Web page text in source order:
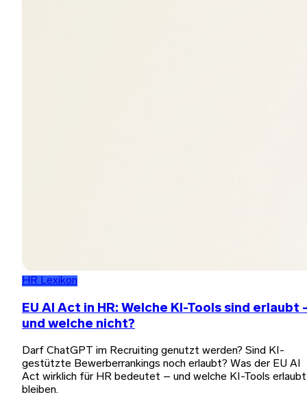
HR Lexikon
EU AI Act in HR: Welche KI-Tools sind erlaubt
und welche nicht?
Darf ChatGPT im Recruiting genutzt werden? Sind KI-
gestützte Bewerberrankings noch erlaubt? Was der EU AI
Act wirklich für HR bedeutet – und welche KI-Tools erlaubt
bleiben.